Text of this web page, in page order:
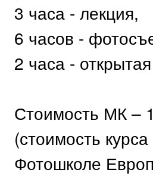
3 часа - лекция,
6 часов -
2 часа -
Стоимость МК –
(стоимость
Фотошколе